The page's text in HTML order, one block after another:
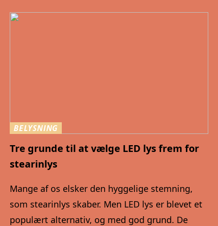
BELYSNING
Tre grunde til at vælge LED lys frem for
stearinlys
Mange af os elsker den hyggelige stemning,
som stearinlys skaber. Men LED lys er blevet et
populært alternativ, og med god grund. De